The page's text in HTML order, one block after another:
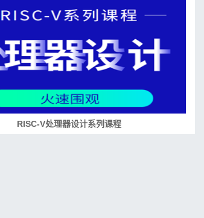
RISC-V处理器设计系列课程